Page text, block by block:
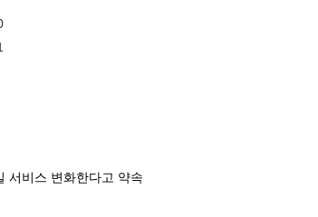
서비스 변화한다고 약속